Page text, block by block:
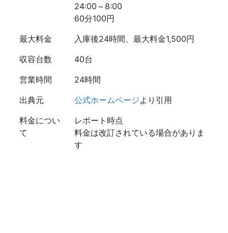
24:00～8:00
60分100円
最大料金
入庫後24時間、最大料金1,500円
収容台数
40台
営業時間
24時間
出典元
公式ホームページより引用
料金につい
て
レポート時点
料金は改訂されている場合がありま
す